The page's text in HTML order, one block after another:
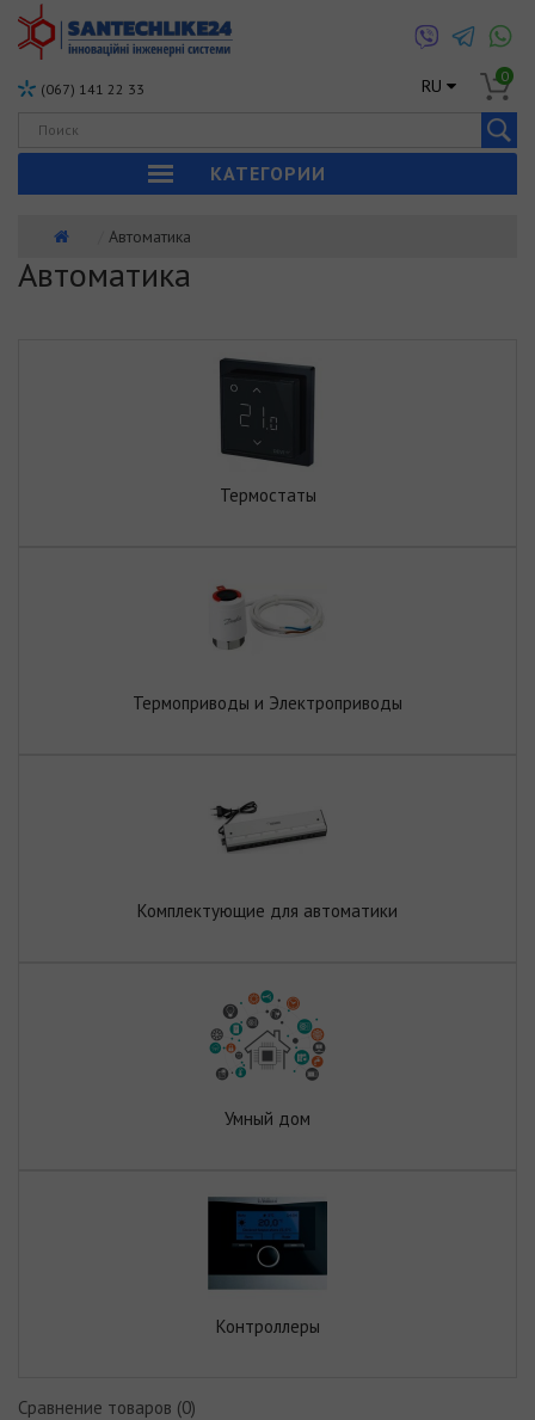
(067) 141 22 33 RU 0
КАТЕГОРИИ
Автоматика
Автоматика
Термостаты
Термоприводы и Электроприводы
Комплектующие для автоматики
Умный дом
Контроллеры
Сравнение товаров (0)